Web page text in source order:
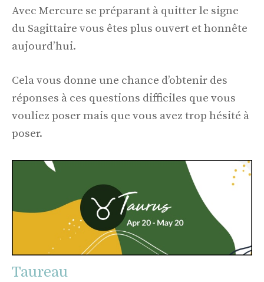
Avec Mercure se préparant à quitter le signe
du Sagittaire vous êtes plus ouvert et honnête
aujourd’hui.
Cela vous donne une chance d’obtenir des
réponses à ces questions difficiles que vous
vouliez poser mais que vous avez trop hésité à
poser.
Taureau